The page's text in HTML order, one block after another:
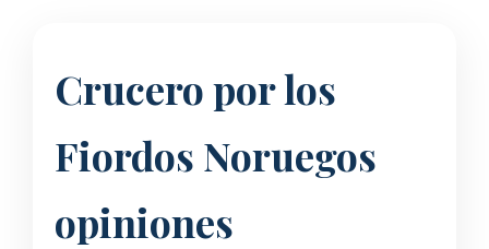
Crucero por los
Fiordos Noruegos
opiniones